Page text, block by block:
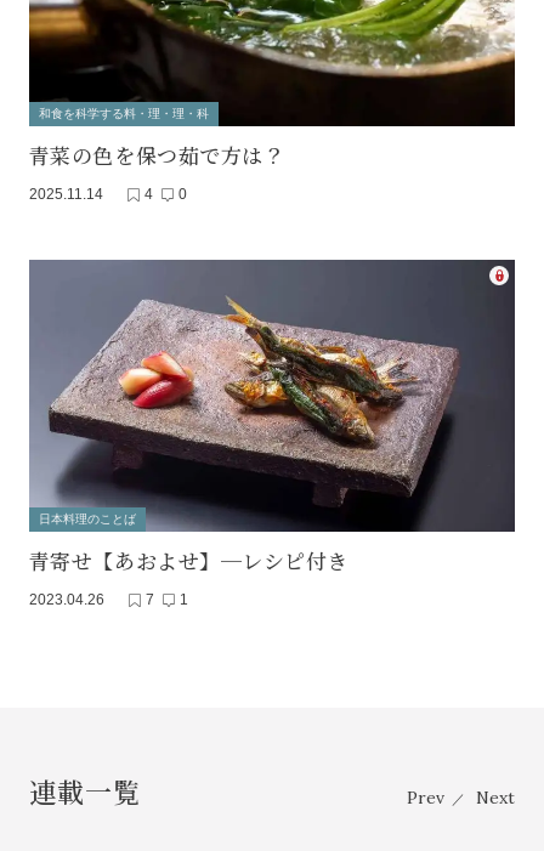
和食を科学する料・理・理・科
青菜の色を保つ茹で方は？
2025.11.14 4 0
日本料理のことば
青寄せ【あおよせ】─レシピ付き
2023.04.26 7 1
連載一覧 Prev ／ Next